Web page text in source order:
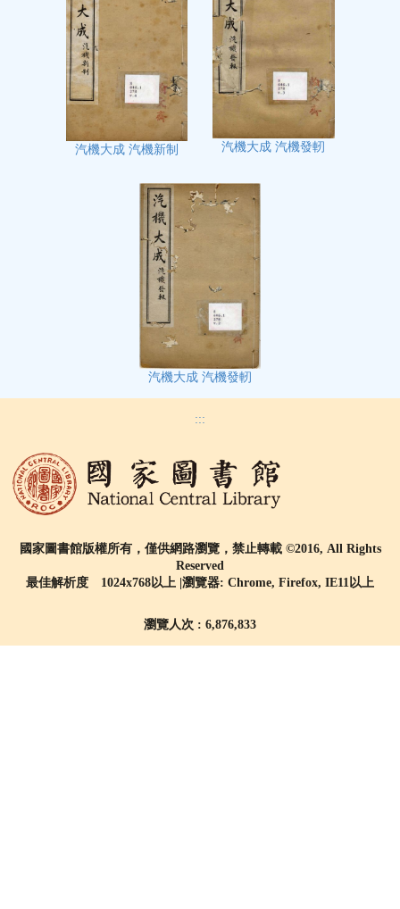
汽機大成 汽機新制 汽機大成 汽機發軔
汽機大成 汽機發軔
:::
國家圖書館版權所有，僅供網路瀏覽，禁止轉載 ©2016, All Rights
Reserved
最佳解析度 1024x768以上 |瀏覽器: Chrome, Firefox, IE11以上
瀏覽人次 : 6,876,833